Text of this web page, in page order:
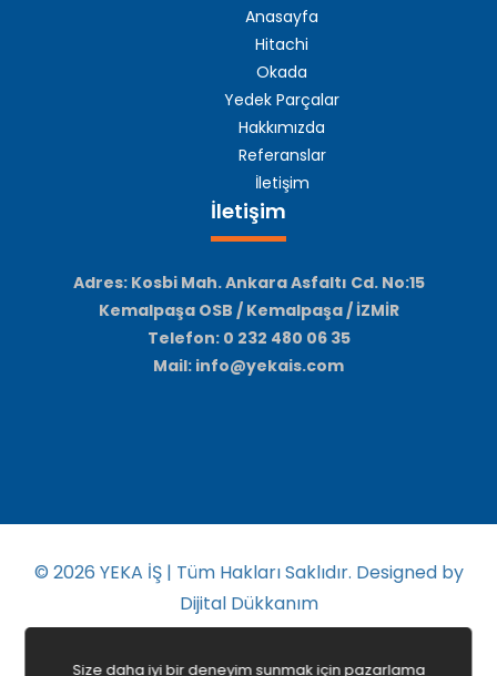
Anasayfa
Hitachi
Okada
Yedek Parçalar
Hakkımızda
Referanslar
İletişim
İletişim
Adres: Kosbi Mah. Ankara Asfaltı Cd. No:15
Kemalpaşa OSB / Kemalpaşa / İZMİR
Telefon: 0 232 480 06 35
Mail: info@yekais.com
© 2026 YEKA İŞ | Tüm Hakları Saklıdır. Designed by
Dijital Dükkanım
Size daha iyi bir deneyim sunmak için pazarlama